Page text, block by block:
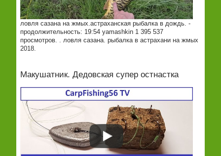
ловля сазана на жмых.астраханская рыбалка в дождь. -
продолжительность: 19:54 yamashkin 1 395 537
просмотров. . ловля сазана. рыбалка в астрахани на жмых
2018.
Макушатник. Дедовская супер остнастка